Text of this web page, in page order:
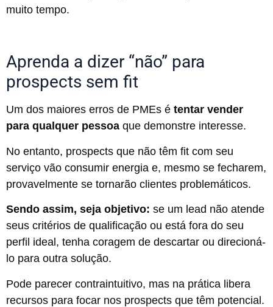
muito tempo.
Aprenda a dizer “não” para
prospects sem fit
Um dos maiores erros de PMEs é tentar vender
para qualquer pessoa que demonstre interesse.
No entanto, prospects que não têm fit com seu
serviço vão consumir energia e, mesmo se fecharem,
provavelmente se tornarão clientes problemáticos.
Sendo assim, seja objetivo: se um lead não atende
seus critérios de qualificação ou está fora do seu
perfil ideal, tenha coragem de descartar ou direcioná-
lo para outra solução.
Pode parecer contraintuitivo, mas na prática libera
recursos para focar nos prospects que têm potencial.